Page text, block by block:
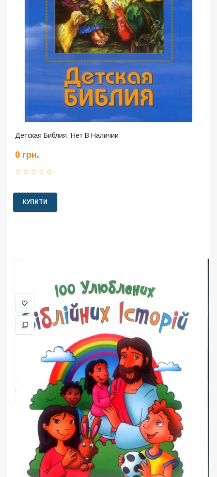
Детская Библия. Нет В Наличии
0 грн.
КУПИТИ